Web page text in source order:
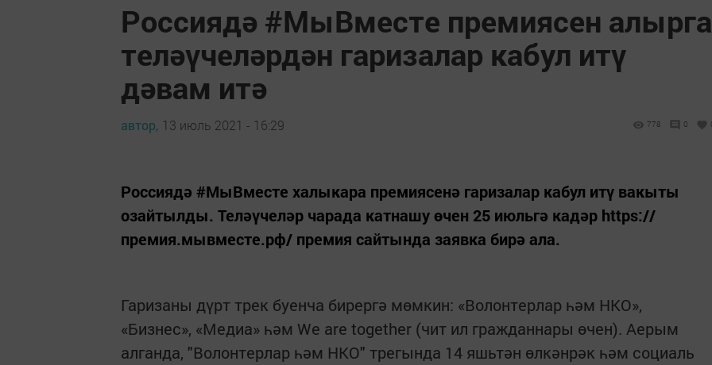
Россиядә #МыВместе премиясен алырга
теләүчеләрдән гаризалар кабул итү
дәвам итә
автор, 13 июль 2021 - 16:29 778 0
Россиядә #МыВместе халыкара премиясенә гаризалар кабул итү вакыты
озайтылды. Теләүчеләр чарада катнашу өчен 25 июльгә кадәр https://
премия.мывместе.рф/ премия сайтында заявка бирә ала.
Гаризаны дүрт трек буенча бирергә мөмкин: «Волонтерлар һәм НКО»,
«Бизнес», «Медиа» һәм We are together (чит ил гражданнары өчен). Аерым
алганда, "Волонтерлар һәм НКО" трегында 14 яшьтән өлкәнрәк һәм социаль